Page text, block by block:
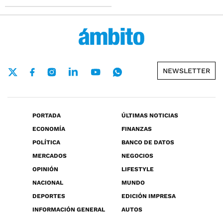
NEWSLETTER
PORTADA
ÚLTIMAS NOTICIAS
ECONOMÍA
FINANZAS
POLÍTICA
BANCO DE DATOS
MERCADOS
NEGOCIOS
OPINIÓN
LIFESTYLE
NACIONAL
MUNDO
DEPORTES
EDICIÓN IMPRESA
INFORMACIÓN GENERAL
AUTOS